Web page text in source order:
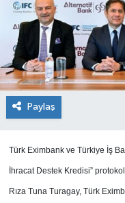
Paylaş
Türk Eximbank ve Türkiye İş
İhracat Destek Kredisi”
Rıza Tuna Turagay, Türk
ÜLKE
YAŞAM